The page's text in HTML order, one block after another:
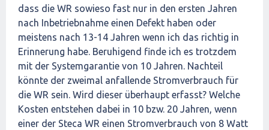
dass die WR sowieso fast nur in den ersten Jahren
nach Inbetriebnahme einen Defekt haben oder
meistens nach 13-14 Jahren wenn ich das richtig in
Erinnerung habe. Beruhigend finde ich es trotzdem
mit der Systemgarantie von 10 Jahren. Nachteil
könnte der zweimal anfallende Stromverbrauch für
die WR sein. Wird dieser überhaupt erfasst? Welche
Kosten entstehen dabei in 10 bzw. 20 Jahren, wenn
einer der Steca WR einen Stromverbrauch von 8 Watt